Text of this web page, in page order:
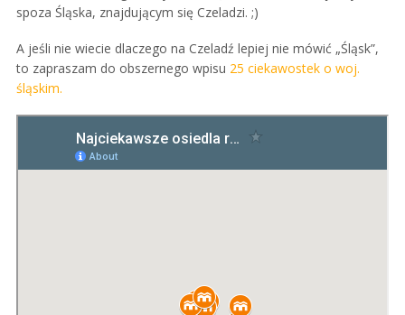
spoza Śląska, znajdującym się Czeladzi. ;)
A jeśli nie wiecie dlaczego na Czeladź lepiej nie mówić „Śląsk”,
to zapraszam do obszernego wpisu 25 ciekawostek o woj.
śląskim.